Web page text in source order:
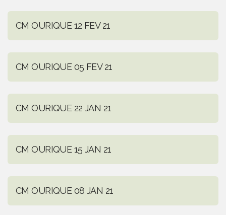
CM OURIQUE 12 FEV 21
CM OURIQUE 05 FEV 21
CM OURIQUE 22 JAN 21
CM OURIQUE 15 JAN 21
CM OURIQUE 08 JAN 21